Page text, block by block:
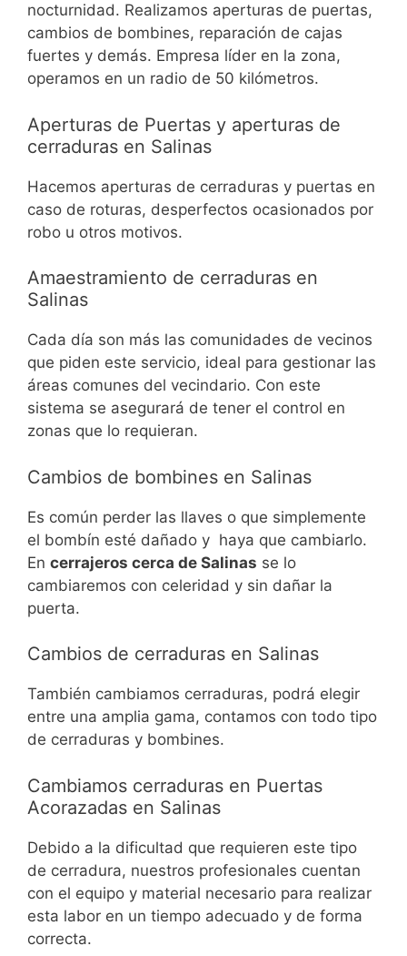
nocturnidad. Realizamos aperturas de puertas,
cambios de bombines, reparación de cajas
fuertes y demás. Empresa líder en la zona,
operamos en un radio de 50 kilómetros.
Aperturas de Puertas y aperturas de
cerraduras en Salinas
Hacemos aperturas de cerraduras y puertas en
caso de roturas, desperfectos ocasionados por
robo u otros motivos.
Amaestramiento de cerraduras en
Salinas
Cada día son más las comunidades de vecinos
que piden este servicio, ideal para gestionar las
áreas comunes del vecindario. Con este
sistema se asegurará de tener el control en
zonas que lo requieran.
Cambios de bombines en Salinas
Es común perder las llaves o que simplemente
el bombín esté dañado y haya que cambiarlo.
En cerrajeros cerca de Salinas se lo
cambiaremos con celeridad y sin dañar la
puerta.
Cambios de cerraduras en Salinas
También cambiamos cerraduras, podrá elegir
entre una amplia gama, contamos con todo tipo
de cerraduras y bombines.
Cambiamos cerraduras en Puertas
Acorazadas en Salinas
Debido a la dificultad que requieren este tipo
de cerradura, nuestros profesionales cuentan
con el equipo y material necesario para realizar
esta labor en un tiempo adecuado y de forma
correcta.